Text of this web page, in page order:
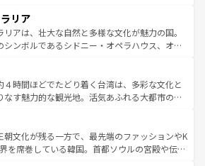
オーリンズでは、音楽と美食が融合した独特の
。旅行者はアメリカの各地域で異なる魅力を楽
、その多様性と豊かな歴史を感じることができ
のスタイルだ。 なお、新着のアメリカ
テンツ一覧を参照してほしい。
逃せない。また、定番の観光地といえばオアフ
かな自然を求めるならマウイ島やカウアイ島が
エメラルドグリーンに輝く海をはじめ、豊かな
なしの心で訪れる人々を迎えてくれるハワイの
しいローカルフードやハワイアンミュージッ
なフラダンスなど、すべてがハワイの魅力を彩
ってほしい。 なお、新着のハワイ情報
ツ一覧を参照してほしい。
リア
リアは、壮大な自然と多様な文化が魅力の国。
シンボルであるシドニー・オペラハウス、オー
や大陸中央部にそびえるウルル（エアーズロッ
マニアの美しい原生林やケアンズの熱帯雨林な
ろがたくさん。また、カフェやワイン、オージ
ティビティも充実しており、サーフィンやダイ
イキングなど、アウトドア好きにはたまらな
トラリアの多彩な魅力を存分に味わいつくそ
４時間ほどでたどり着く台湾は、多彩な文化と
なす魅力的な観光地。活気あふれる大都市の台
つな山岳地帯である台湾東部など、都市の喧騒
けさが共存しており、訪れる人に新しい発見と
らしてくれる。また、奥深い台湾の食文化も魅
朝文化が残る一方で、最先端のファッションやK
を席巻している韓国。首都ソウルの宮殿や伝統